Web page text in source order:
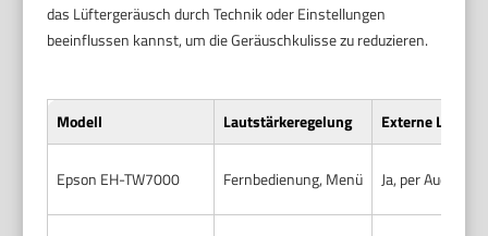
das Lüftergeräusch durch Technik oder Einstellungen
beeinflussen kannst, um die Geräuschkulisse zu reduzieren.
Modell Lautstärkeregelung Externe
Epson EH-TW7000 Fernbedienung, Menü Ja, per